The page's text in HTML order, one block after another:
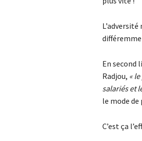
En second
Radjou, «
salariés et
le mode
C’est ça